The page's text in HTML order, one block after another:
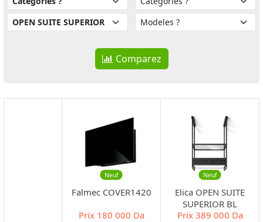
Comparez
Neuf
Falmec COVER1420
Prix180 000 Da
Neuf
Elica OPEN SUITE
SUPERIOR BL
MAT/F/80
Prix389 000 Da